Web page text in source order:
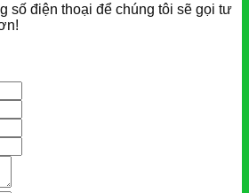
số điện thoại để chúng tôi sẽ gọi tư